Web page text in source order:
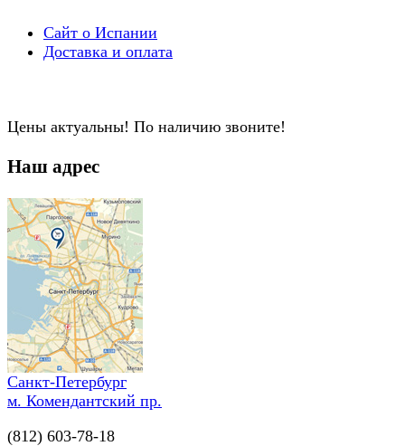
Сайт о Испании
Доставка и оплата
Цены актуальны! По наличию звоните!
Наш адрес
Санкт-Петербург
м. Комендантский пр.
(812) 603-78-18